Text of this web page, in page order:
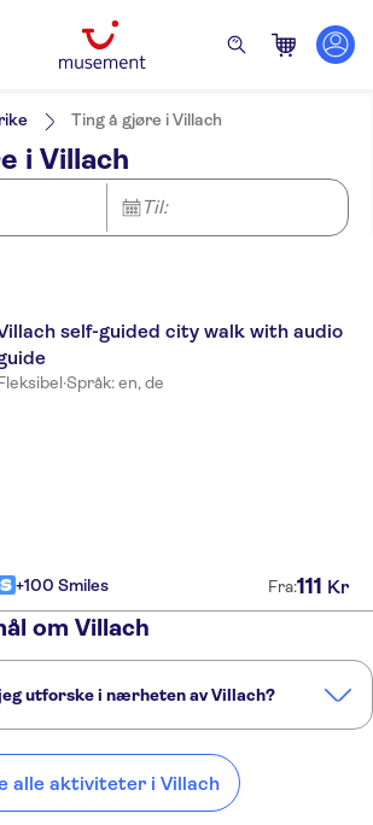
Lydguide
billett
Ting å gjøre i Villach
i Villach
Til:
self-guided city walk with audio
·Språk: en, de
+100 Smiles Fra:111 Kr
om Villach
utforske i nærheten av Villach?
Graz St Gilgen Salzburg
alle aktiviteter i Villach